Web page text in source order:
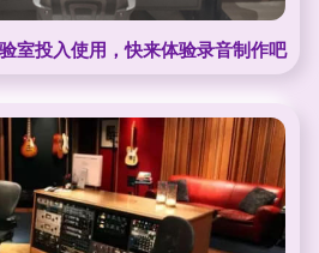
室投入使用，快来体验录音制作吧